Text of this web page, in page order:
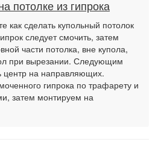
потолке из гипрока
как сделать купольный потолок
следует смочить, затем
части потолка, вне купола,
при вырезании. Следующим
центр на направляющих.
гипрока по трафарету и
затем монтируем на